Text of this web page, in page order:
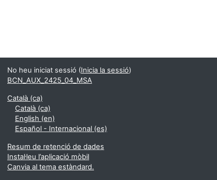
No heu iniciat sessió (Inicia la sessió)
BCN_AUX_2425_04_MSA
Català ‎(ca)‎
Català ‎(ca)‎
English ‎(en)‎
Español - Internacional ‎(es)‎
Resum de retenció de dades
Instal·leu l’aplicació mòbil
Canvia al tema estàndard.